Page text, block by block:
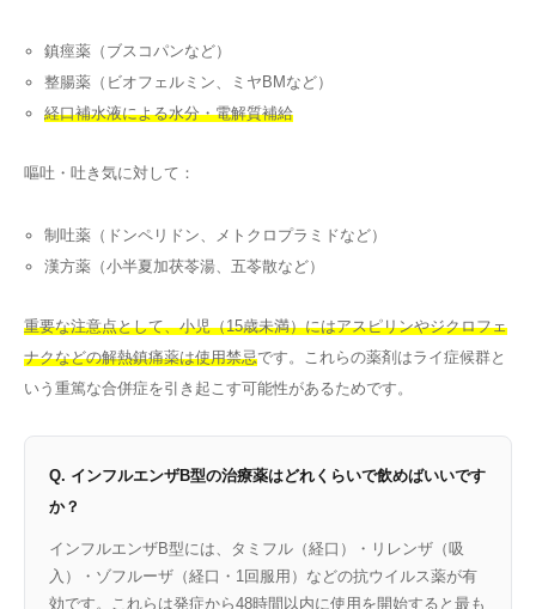
鎮痙薬（ブスコパンなど）
整腸薬（ビオフェルミン、ミヤBMなど）
経口補水液による水分・電解質補給
嘔吐・吐き気に対して：
制吐薬（ドンペリドン、メトクロプラミドなど）
漢方薬（小半夏加茯苓湯、五苓散など）
重要な注意点として、小児（15歳未満）にはアスピリンやジクロフェ
ナクなどの解熱鎮痛薬は使用禁忌です。これらの薬剤はライ症候群と
いう重篤な合併症を引き起こす可能性があるためです。
Q. インフルエンザB型の治療薬はどれくらいで飲めばいいです
か？
インフルエンザB型には、タミフル（経口）・リレンザ（吸
入）・ゾフルーザ（経口・1回服用）などの抗ウイルス薬が有
効です。これらは発症から48時間以内に使用を開始すると最も